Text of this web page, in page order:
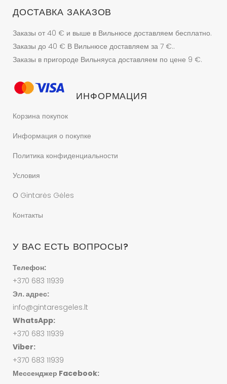
ДОСТАВКА ЗАКАЗОВ
Заказы от 40 € и выше в Вильнюсе доставляем бесплатно.
Заказы до 40 € В Вильнюсе доставляем за 7 €..
Заказы в пригороде Вильняуса доставляем по цене 9 €.
ИНФОРМАЦИЯ
Корзина покупок
Информация о покупке
Политика конфиденциальности
Условия
О Gintarės Gėles
Контакты
У ВАС ЕСТЬ ВОПРОСЫ?
Телефон:
+370 683 11939
Эл. адрес:
info@gintaresgeles.lt
WhatsApp:
+370 683 11939
Viber:
+370 683 11939
Мессенджер Facebook: